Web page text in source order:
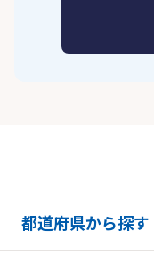
都道府県から探す